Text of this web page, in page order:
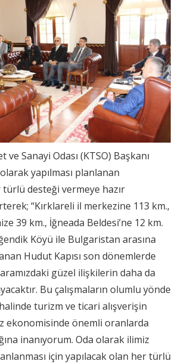
ve Sanayi Odası (KTSO) Başkanı
yapılması planlanan
türlü desteği vermeye hazır
“Kırklareli il merkezine 113 km.,
39 km., İğneada Beldesi’ne 12 km.
Köyü ile Bulgaristan arasına
Hudut Kapısı son dönemlerde
güzel ilişkilerin daha da
Bu çalışmaların olumlu yönde
turizm ve ticari alışverişin
ekonomisinde önemli oranlarda
inanıyorum. Oda olarak ilimiz
için yapılacak olan her türlü